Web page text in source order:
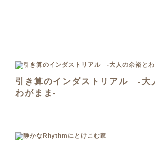
引き算のインダストリアル -大
わがまま-